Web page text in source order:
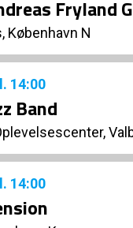
Fryland
København N
14:00
Band
14:00